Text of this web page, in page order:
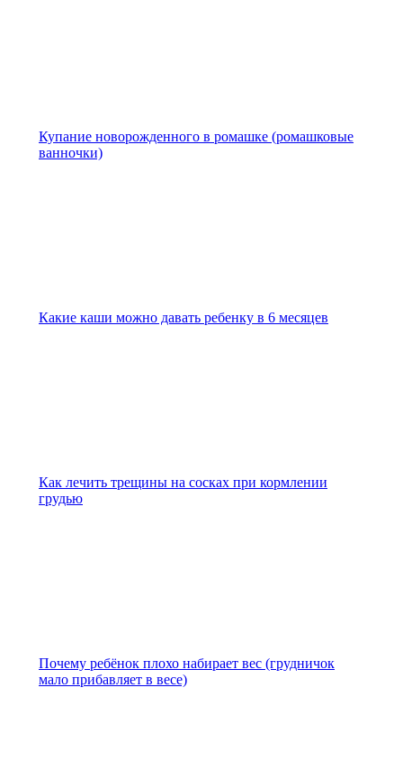
Купание новорожденного в ромашке (ромашковые
ванночки)
Какие каши можно давать ребенку в 6 месяцев
Как лечить трещины на сосках при кормлении
грудью
Почему ребёнок плохо набирает вес (грудничок
мало прибавляет в весе)